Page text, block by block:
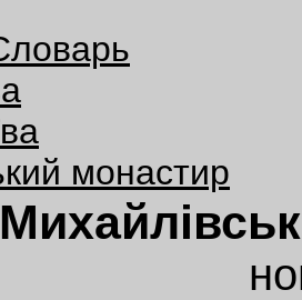
монастир